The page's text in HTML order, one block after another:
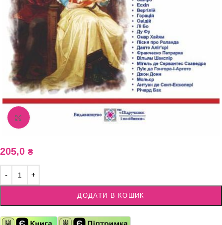
Збільшити зображення
205,0 ₴
ДОДАТИ В КОШИК